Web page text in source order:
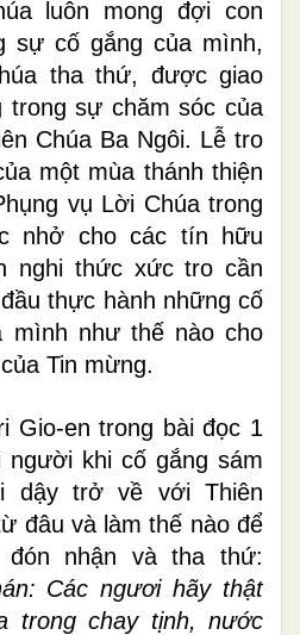
luôn mong đợi con
sự cố gắng của mình,
tha thứ, được giao
trong sự chăm sóc của
Chúa Ba Ngôi. Lễ tro
một mùa thánh thiện
vụ Lời Chúa trong
nhở cho các tín hữu
nghi thức xức tro cần
thực hành những cố
mình như thế nào cho
Tin mừng.
Gio-en trong bài đọc 1
người khi cố gắng sám
dậy trở về với Thiên
đâu và làm thế nào để
nhận và tha thứ:
Các ngươi hãy thật
trong chay tịnh, nước